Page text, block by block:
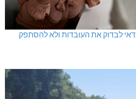
לבדוק את העובדות ולא להסתפק